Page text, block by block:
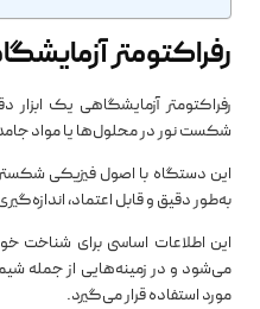
رفراکتومتر
رفراکتومتر آزمایشگاهی یک
شکست نور در محلول‌ها یا مواد
این دستگاه با اصول فیزیکی
به‌طور دقیق و قابل اعتماد،
این اطلاعات اساسی برای شناخت
می‌شود و در زمینه‌هایی از جمله
مورد استفاده قرار می‌گیرد.